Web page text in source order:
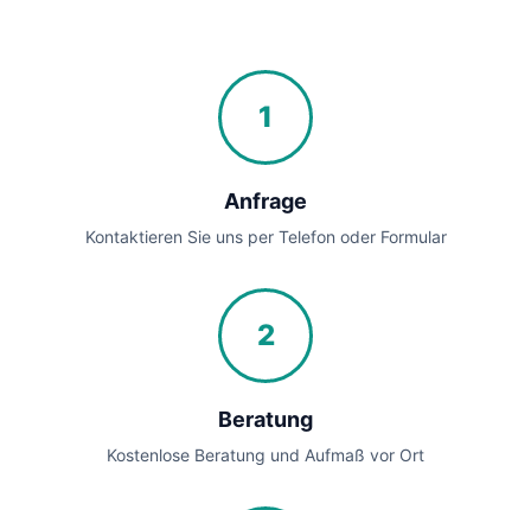
1
Anfrage
Kontaktieren Sie uns per Telefon oder Formular
2
Beratung
Kostenlose Beratung und Aufmaß vor Ort